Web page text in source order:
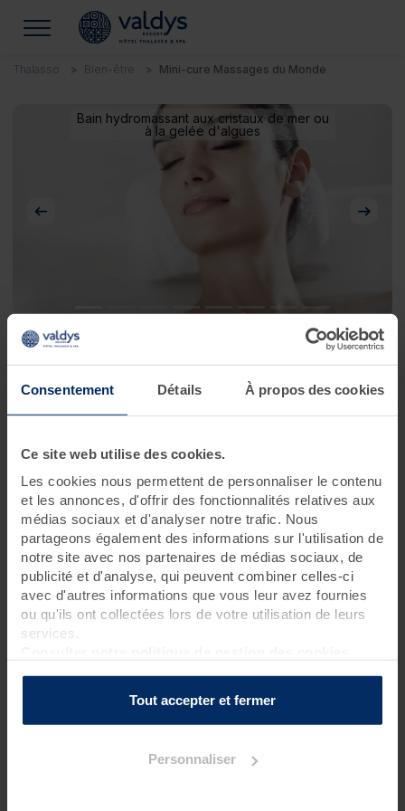
Consentement Détails À propos des cookies
Ce site web utilise des cookies.
Les cookies nous permettent de personnaliser le contenu
et les annonces, d'offrir des fonctionnalités relatives aux
médias sociaux et d'analyser notre trafic. Nous
partageons également des informations sur l'utilisation de
notre site avec nos partenaires de médias sociaux, de
publicité et d'analyse, qui peuvent combiner celles-ci
avec d'autres informations que vous leur avez fournies
ou qu'ils ont collectées lors de votre utilisation de leurs
services.
Tout accepter et fermer
Personnaliser
Thalasso Bien-être Mini-cure Massages du Monde
Bain hydromassant aux cristaux de mer ou
à la gelée d'algues
Mini-cure Massages du Monde
Je souhaite voyager les yeux fermés !
aux techniques ancestrales assure bien-être et détente.
Les soins thalasso dispensés dans cettecure bien-être
permettent quant à eux de profiter pleinement des bienfaits
marins. Sensation d’évasion aux quatre coins du monde
assurée !
Programme des soins
1 enveloppement de crème d'algues laminaires sur matelas
?
1 bain hydromassant aux cristaux de mer ou à la gelée